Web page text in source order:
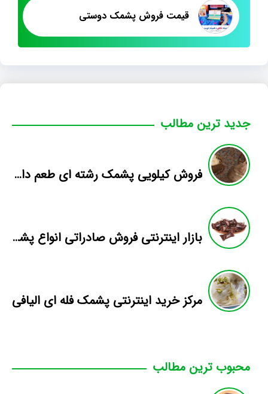
قیمت فروش پشمک دوستی
جدید ترین مطالب
فروش کیلویی پشمک رشته ای طعم دار میوه
بازار اینترنتی فروش صادراتی انواع پشمک الیافی/شکلاتی
مرکز خرید اینترنتی پشمک فله ای الیافی
محبوب ترین مطالب